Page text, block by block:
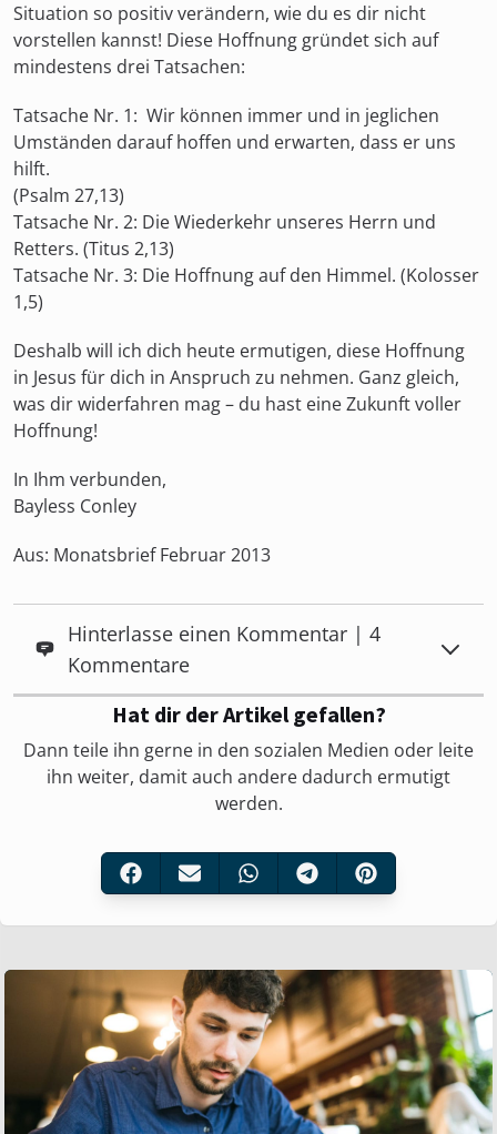
Situation so positiv verändern, wie du es dir nicht
vorstellen kannst! Diese Hoffnung gründet sich auf
mindestens drei Tatsachen:
Tatsache Nr. 1: Wir können immer und in jeglichen
Umständen darauf hoffen und erwarten, dass er uns
hilft.
(Psalm 27,13)
Tatsache Nr. 2: Die Wiederkehr unseres Herrn und
Retters. (Titus 2,13)
Tatsache Nr. 3: Die Hoffnung auf den Himmel. (Kolosser
1,5)
Deshalb will ich dich heute ermutigen, diese Hoffnung
in Jesus für dich in Anspruch zu nehmen. Ganz gleich,
was dir widerfahren mag – du hast eine Zukunft voller
Hoffnung!
In Ihm verbunden,
Bayless Conley
Aus: Monatsbrief Februar 2013
Hinterlasse einen Kommentar | 4
Kommentare
Hat dir der Artikel gefallen?
Dann teile ihn gerne in den sozialen Medien oder leite
ihn weiter, damit auch andere dadurch ermutigt
werden.